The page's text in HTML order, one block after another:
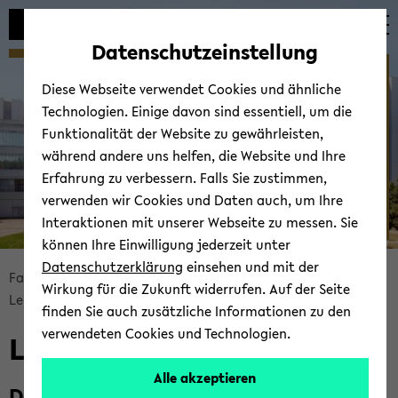
Automatische
vermeiden
zum
wechseln
zum
wechseln
zum
wechseln
Bread­
crumb
sprin­
gen
und
Fa­kul­tät für Ma­the­ma­tik
Stu­di­um
Lehr­amts­stu­di­en­gän­ge
Grund­schu­le
© Uni­ver­si­tät Bie­le­feld
Lehr­amt Grund­schu­le
Datenschutzeinstellung
Diese Webseite verwendet Cookies und ähnliche
Technologien. Einige davon sind essentiell, um die
Funktionalität der Website zu gewährleisten,
während andere uns helfen, die Website und Ihre
Erfahrung zu verbessern. Falls Sie zustimmen,
verwenden wir Cookies und Daten auch, um Ihre
Interaktionen mit unserer Webseite zu messen. Sie
können Ihre Einwilligung jederzeit unter
Datenschutzerklärung einsehen und mit der
Wirkung für die Zukunft widerrufen. Auf der Seite
finden Sie auch zusätzliche Informationen zu den
verwendeten Cookies und Technologien.
Alle akzeptieren